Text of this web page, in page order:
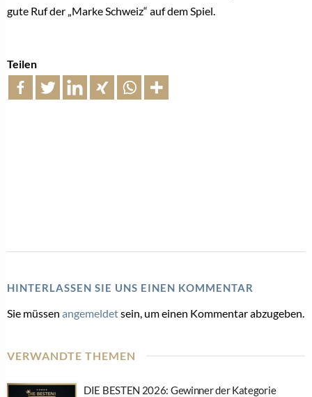
gute Ruf der „Marke Schweiz“ auf dem Spiel.
Teilen
HINTERLASSEN SIE UNS EINEN KOMMENTAR
Sie müssen angemeldetsein, um einen Kommentar abzugeben.
VERWANDTE THEMEN
DIE BESTEN 2026: Gewinner der Kategorie